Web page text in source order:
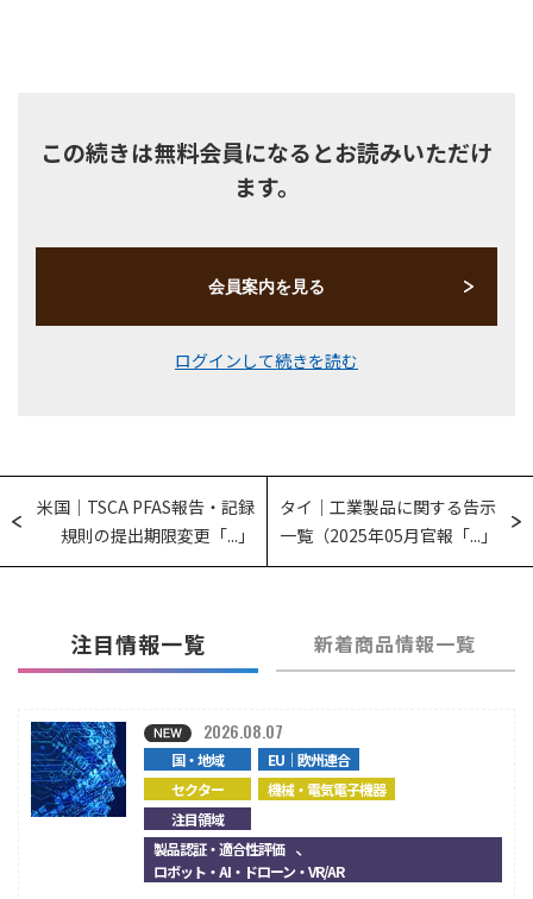
この続きは無料会員になるとお読みいただけ
ます。
会員案内を見る
ログインして続きを読む
米国｜TSCA PFAS報告・記録
規則の提出期限変更「...」
タイ｜工業製品に関する告示
一覧（2025年05月官報「...」
注目情報一覧 新着商品情報一覧
国・地域
EU｜欧州連合
セクター
機械・電気電子機器
注目領域
製品認証・適合性評価 、
ロボット・AI・ドローン・VR/AR
2026.08.07